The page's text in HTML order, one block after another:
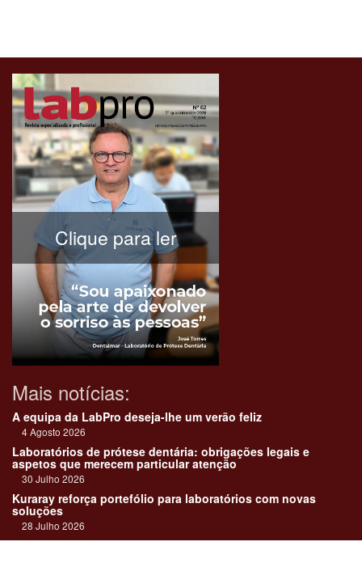
Clique para ler
Mais notícias:
A equipa da LabPro deseja-lhe um verão feliz
4 Agosto 2026
Laboratórios de prótese dentária: obrigações legais e
aspetos que merecem particular atenção
30 Julho 2026
Kuraray reforça portefólio para laboratórios com novas
soluções
28 Julho 2026
"Devemos encarar cada caso como uma história construída